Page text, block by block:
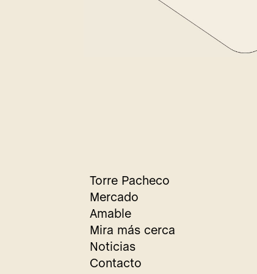
Torre Pacheco
Mercado
Amable
Mira más cerca
Noticias
Contacto